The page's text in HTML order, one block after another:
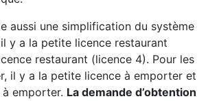
aussi une simplification du système
y a la petite licence restaurant
restaurant (licence 4). Pour les
il y a la petite licence à emporter et
emporter. La demande d’obtention